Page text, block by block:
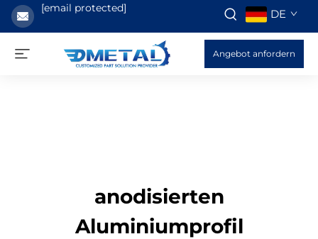
[email protected] DE
Angebot anfordern
anodisierten
Aluminiumprofil